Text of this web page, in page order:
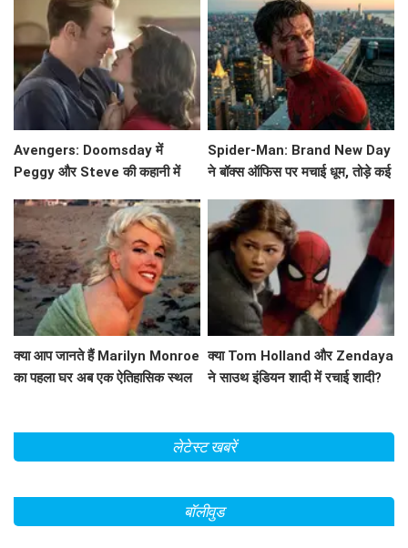
Avengers: Doomsday में
Peggy और Steve की कहानी में
Spider-Man: Brand New Day
ने बॉक्स ऑफिस पर मचाई धूम, तोड़े कई
क्या आप जानते हैं Marilyn Monroe
का पहला घर अब एक ऐतिहासिक स्थल
क्या Tom Holland और Zendaya
ने साउथ इंडियन शादी में रचाई शादी?
लेटेस्ट खबरें
बॉलीवुड